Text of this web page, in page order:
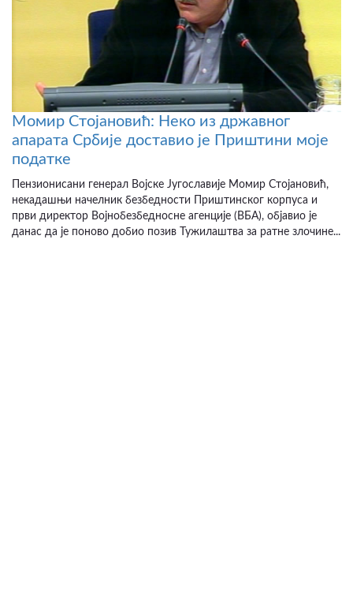
Момир Стојановић: Неко из државног
апарата Србије доставио је Приштини моје
податке
Пензионисани генерал Војске Југославије Момир Стојановић,
некадашњи начелник безбедности Приштинског корпуса и
први директор Војнобезбедносне агенције (ВБА), објавио је
данас да је поново добио позив Тужилаштва за ратне злочине...